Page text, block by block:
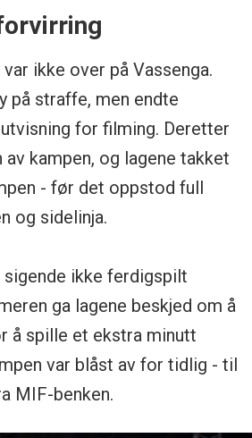
ikke over på Vassenga.
på straffe, men endte
for filming. Deretter
kampen, og lagene takket
- før det oppstod full
og sidelinja.
sigende ikke ferdigspilt
ga lagene beskjed om å
å spille et ekstra minutt
var blåst av for tidlig - til
MIF-benken.